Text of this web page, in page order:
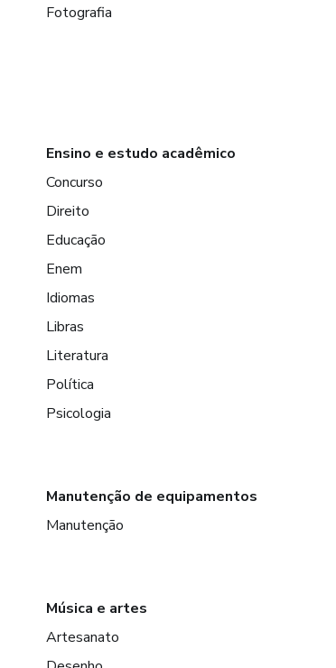
Fotografia
Ensino e estudo acadêmico
Concurso
Direito
Educação
Enem
Idiomas
Libras
Literatura
Política
Psicologia
Manutenção de equipamentos
Manutenção
Música e artes
Artesanato